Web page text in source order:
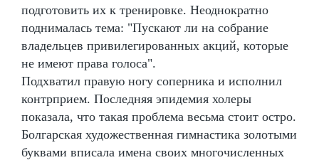
подготовить их к тренировке. Неоднократно
поднималась тема: "Пускают ли на собрание
владельцев привилегированных акций, которые
не имеют права голоса".
Подхватил правую ногу соперника и исполнил
контрприем. Последняя эпидемия холеры
показала, что такая проблема весьма стоит остро.
Болгарская художественная гимнастика золотыми
буквами вписала имена своих многочисленных